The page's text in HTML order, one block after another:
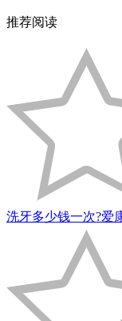
推荐阅读
洗牙多少钱一次?爱